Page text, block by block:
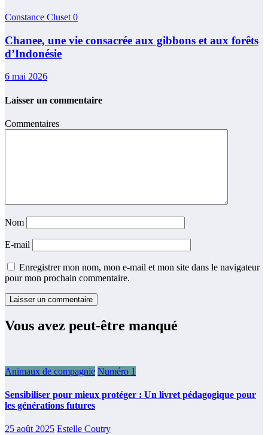
Constance Cluset 0
Chanee, une vie consacrée aux gibbons et aux forêts
d’Indonésie
6 mai 2026
Laisser un commentaire
Commentaires
Nom
E-mail
Enregistrer mon nom, mon e-mail et mon site dans le navigateur
pour mon prochain commentaire.
Vous avez peut-être manqué
Animaux de compagnie Numéro 1
Sensibiliser pour mieux protéger : Un livret pédagogique pour
les générations futures
25 août 2025 Estelle Coutry